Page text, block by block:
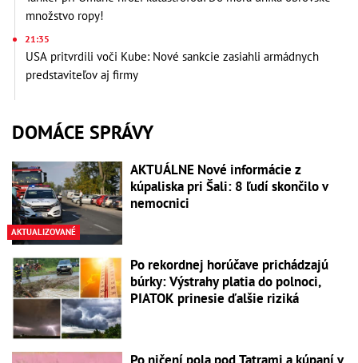
množstvo ropy!
21:35
USA pritvrdili voči Kube: Nové sankcie zasiahli armádnych
predstaviteľov aj firmy
DOMÁCE SPRÁVY
AKTUALIZOVANÉ
AKTUÁLNE Nové informácie z
kúpaliska pri Šali: 8 ľudí skončilo v
nemocnici
Po rekordnej horúčave prichádzajú
búrky: Výstrahy platia do polnoci,
PIATOK prinesie ďalšie riziká